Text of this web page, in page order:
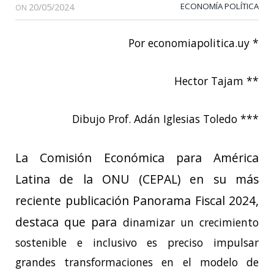
ON 20/05/2024 ECONOMÍA POLÍTICA
Por economiapolitica.uy *
Hector Tajam **
Dibujo Prof. Adán Iglesias Toledo ***
La Comisión Económica para América
Latina de la ONU (CEPAL) en su más
reciente publicación Panorama Fiscal 2024,
destaca que para dinamizar un crecimiento
sostenible e inclusivo es preciso impulsar
grandes transformaciones en el modelo de